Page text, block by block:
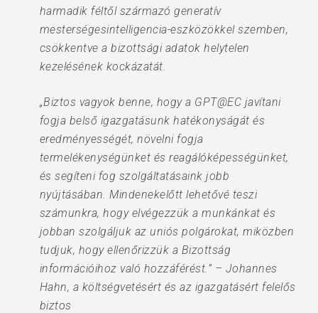
harmadik féltől származó generatív
mesterségesintelligencia-eszközökkel szemben,
csökkentve a bizottsági adatok helytelen
kezelésének kockázatát.
„Biztos vagyok benne, hogy a GPT@EC javítani
fogja belső igazgatásunk hatékonyságát és
eredményességét, növelni fogja
termelékenységünket és reagálóképességünket,
és segíteni fog szolgáltatásaink jobb
nyújtásában. Mindenekelőtt lehetővé teszi
számunkra, hogy elvégezzük a munkánkat és
jobban szolgáljuk az uniós polgárokat, miközben
tudjuk, hogy ellenőrizzük a Bizottság
információihoz való hozzáférést.” – Johannes
Hahn, a költségvetésért és az igazgatásért felelős
biztos